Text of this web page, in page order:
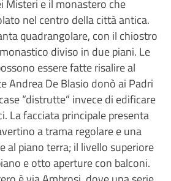
Misteri e il monastero che
nel centro della città antica.
quadrangolare, con il chiostro
diviso in due piani. Le
essere fatte risalire al
Andrea De Blasio donò ai Padri
“distrutte” invece di edificare
La facciata principale presenta
a trama regolare e una
al piano terra; il livello superiore
e otto aperture con balconi.